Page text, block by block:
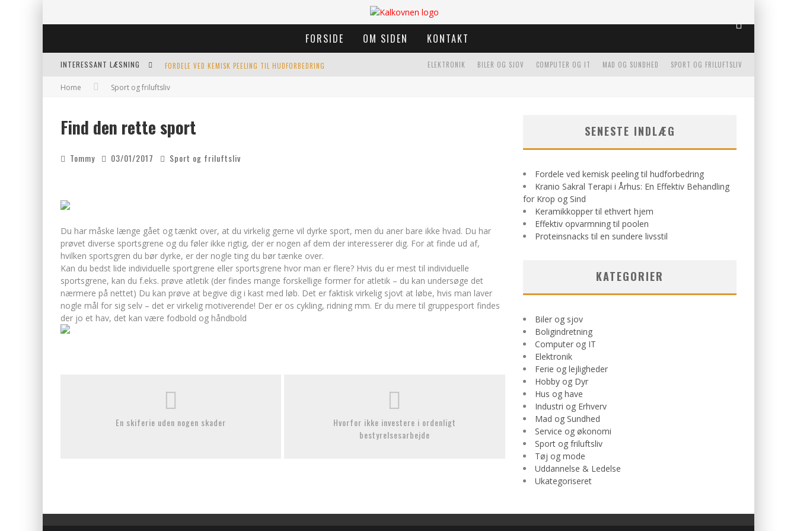
FORSIDE OM SIDEN KONTAKT
INTERESSANT LÆSNING FORDELE VED KEMISK PEELING TIL HUDFORBEDRING
EFFEKTIV OPVARMNING TIL POOLEN
SPORT OG FRILUFTSLIV
MAD OG SUNDHED
COMPUTER OG IT
BILER OG SJOV
ELEKTRONIK
Home Sport og friluftsliv
Find den rette sport
Tommy 03/01/2017 Sport og friluftsliv
Du har måske længe gået og tænkt over, at du virkelig gerne vil dyrke sport, men du aner bare ikke hvad. Du har
prøvet diverse sportsgrene og du føler ikke rigtig, der er nogen af dem der interesserer dig. For at finde ud af,
hvilken sportsgren du bør dyrke, er der nogle ting du bør tænke over.
Kan du bedst lide individuelle sportgrene eller sportsgrene hvor man er flere? Hvis du er mest til individuelle
sportsgrene, kan du f.eks. prøve atletik (der findes mange forskellige former for atletik – du kan undersøge det
nærmere på nettet) Du kan prøve at begive dig i kast med løb. Det er faktisk virkelig sjovt at løbe, hvis man laver
nogle mål for sig selv – det er virkelig motiverende! Der er os cykling, ridning mm. Er du mere til gruppesport findes
der jo et hav, det kan være fodbold og håndbold
En skiferie uden nogen skader
Hvorfor ikke investere i ordenligt
bestyrelsesarbejde
SENESTE INDLÆG
Fordele ved kemisk peeling til hudforbedring
Kranio Sakral Terapi i Århus: En Effektiv Behandling
for Krop og Sind
Keramikkopper til ethvert hjem
Effektiv opvarmning til poolen
Proteinsnacks til en sundere livsstil
KATEGORIER
Biler og sjov
Boligindretning
Computer og IT
Elektronik
Ferie og lejligheder
Hobby og Dyr
Hus og have
Industri og Erhverv
Mad og Sundhed
Service og økonomi
Sport og friluftsliv
Tøj og mode
Uddannelse & Ledelse
Ukategoriseret